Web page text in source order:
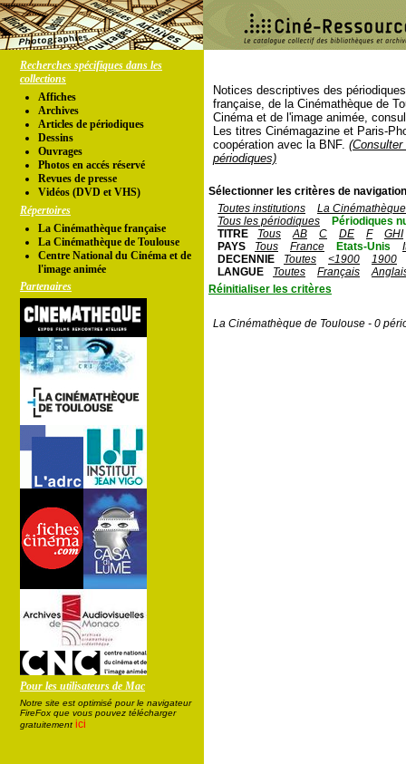
Recherches spécifiques dans les
collections
Affiches
Archives
Articles de périodiques
Dessins
Ouvrages
Photos en accés réservé
Revues de presse
Vidéos (DVD et VHS)
Répertoires
La Cinémathèque française
La Cinémathèque de Toulouse
Centre National du Cinéma et de
l'image animée
Partenaires
Pour les utilisateurs de Mac
Notre site est optimisé pour le navigateur
FireFox que vous pouvez télécharger
gratuitement ici
Notices descriptives des
française, de la Cinémathèque de
Cinéma et de l'image animée,
Les titres Cinémagazine et Paris-
coopération avec la BNF.
périodiques)
Sélectionner les critères de
Toutes institutions
La
Tous les périodiques
Périodiques
TITRE
Tous AB C DE F
GHI
PAYS
Tous France Etats-Unis
DECENNIE
Toutes <1900
1900
LANGUE
Toutes Français
Réinitialiser les critères
La Cinémathèque de Toulouse - 0